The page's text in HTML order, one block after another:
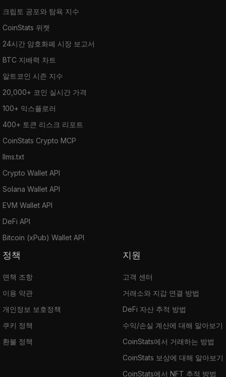
크립토 공포와 탐욕 지수
CoinStats 위젯
24시간 암호화폐 시장 보고서
BTC 지배력 차트
알트코인 시즌 지수
20,000+ 코인 실시간 가격
100+ 익스플로러
400+ 토큰 리스크 리포트
CoinStats Crypto MCP
llms.txt
Crypto Wallet API
Solana Wallet API
EVM Wallet API
DeFi API
Bitcoin (xPub) Wallet API
정책
면책 조항
이용 약관
개인정보 보호정책
쿠키 정책
환불 정책
지원
고객 센터
거래소와 지갑 연결 방법
DeFi 자산 추적 방법
수익/손실 계산에 대해 알아보기
CoinStats에서 거래하는 방법
CoinStats 보상에 대해 알아보기
CoinStats에서 NFT 추적 방법